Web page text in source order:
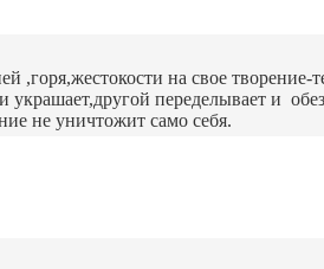
,горя,жестокости на свое
украшает,другой переделывает и
не уничтожит само себя.